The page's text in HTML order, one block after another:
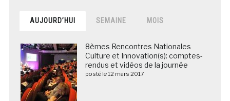
AUJOURD’HUI SEMAINE MOIS
8èmes Rencontres Nationales
Culture et Innovation(s): comptes-
rendus et vidéos de la journée
posté le 12 mars 2017